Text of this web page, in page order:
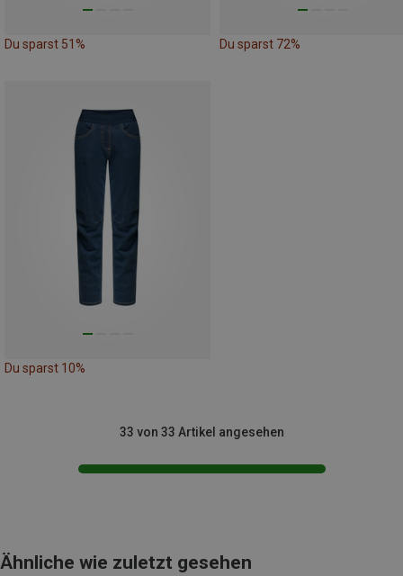
Du sparst 51% Du sparst 72%
Du sparst 10%
33 von 33 Artikel angesehen
Ähnliche wie zuletzt gesehen